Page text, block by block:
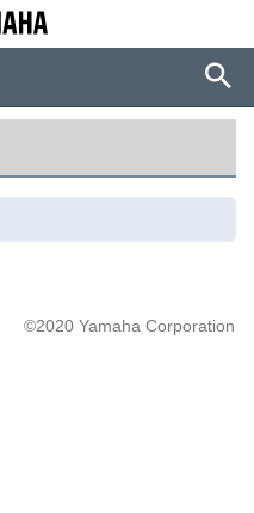
©2020 Yamaha Corporation